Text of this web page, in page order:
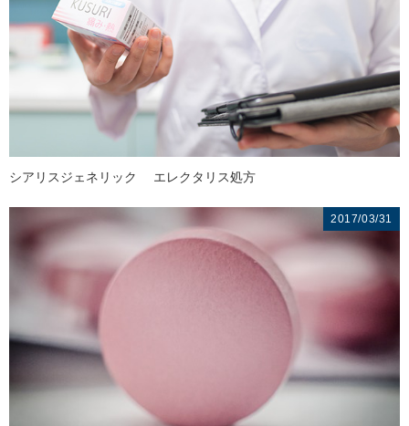
シアリスジェネリック エレクタリス処方
2017/03/31